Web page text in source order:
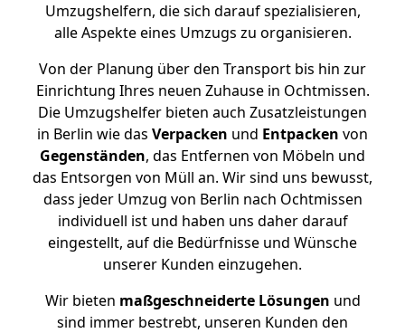
Umzugshelfern, die sich darauf spezialisieren,
alle Aspekte eines Umzugs zu organisieren.
Von der Planung über den Transport bis hin zur
Einrichtung Ihres neuen Zuhause in Ochtmissen.
Die Umzugshelfer bieten auch Zusatzleistungen
in Berlin wie das Verpacken und Entpacken von
Gegenständen, das Entfernen von Möbeln und
das Entsorgen von Müll an. Wir sind uns bewusst,
dass jeder Umzug von Berlin nach Ochtmissen
individuell ist und haben uns daher darauf
eingestellt, auf die Bedürfnisse und Wünsche
unserer Kunden einzugehen.
Wir bieten maßgeschneiderte Lösungen und
sind immer bestrebt, unseren Kunden den